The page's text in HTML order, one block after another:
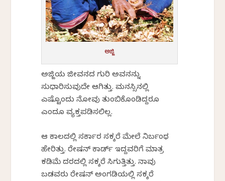
ಅಜ್ಜಿ
ಅಜ್ಜಿಯ ಜೀವನದ ಗುರಿ ಅವನನ್ನು
ಸುಧಾರಿಸುವುದೇ ಆಗಿತ್ತು. ಮನಸ್ಸಿನಲ್ಲಿ
ಎಷ್ಟೊಂದು ನೋವು ತುಂಬಿಕೊಂಡಿದ್ದರೂ
ಎಂದೂ ವ್ಯಕ್ತಪಡಿಸಲಿಲ್ಲ.
ಆ ಕಾಲದಲ್ಲಿ ಸರ್ಕಾರ ಸಕ್ಕರೆ ಮೇಲೆ ನಿರ್ಬಂಧ
ಹೇರಿತ್ತು. ರೇಷನ್ ಕಾರ್ಡ್ ಇದ್ದವರಿಗೆ ಮಾತ್ರ
ಕಡಿಮೆ ದರದಲ್ಲಿ ಸಕ್ಕರೆ ಸಿಗುತ್ತಿತ್ತು. ನಾವು
ಬಡವರು ರೇಷನ್ ಅಂಗಡಿಯಲ್ಲಿ ಸಕ್ಕರೆ